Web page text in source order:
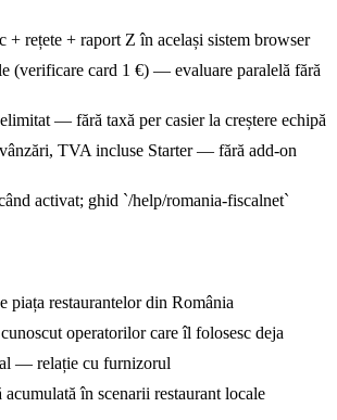
+ rețete + raport Z în același sistem browser
(verificare card 1 €) — evaluare paralelă fără
— fără taxă per casier la creștere echipă
TVA incluse Starter — fără add-on
activat; ghid `/help/romania-fiscalnet`
piața restaurantelor din România
operatorilor care îl folosesc deja
— relație cu furnizorul
acumulată în scenarii restaurant locale